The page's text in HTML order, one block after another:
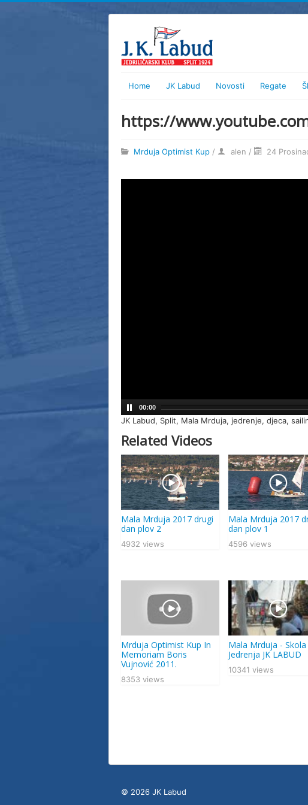
Home JK Labud Novosti Regate
https://
Mrduja Optimist Kup / alen / 24
00:00
JK Labud, Split, Mala Mrduja, jedrenje, djeca,
Related Videos
Mala Mrduja 2017 drugi
dan plov 2
4932 views
Mala Mrduja 2017
dan plov 1
4596 views
Mrduja Optimist Kup In
Memoriam Boris
Vujnović 2011.
8353 views
Mala Mrduja - Skola
Jedrenja JK LABUD
10341 views
© 2026 JK Labud